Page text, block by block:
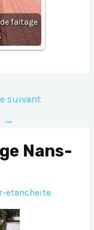
faitage
suivant
→
Nans-
etancheite